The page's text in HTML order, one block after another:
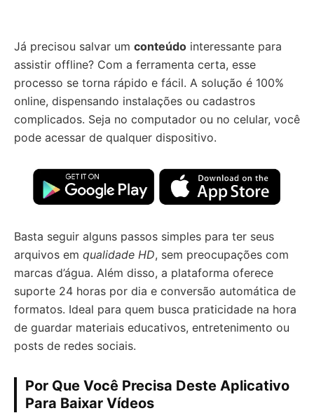
Já precisou salvar um conteúdo interessante para
assistir offline? Com a ferramenta certa, esse
processo se torna rápido e fácil. A solução é 100%
online, dispensando instalações ou cadastros
complicados. Seja no computador ou no celular, você
pode acessar de qualquer dispositivo.
Basta seguir alguns passos simples para ter seus
arquivos em qualidade HD, sem preocupações com
marcas d’água. Além disso, a plataforma oferece
suporte 24 horas por dia e conversão automática de
formatos. Ideal para quem busca praticidade na hora
de guardar materiais educativos, entretenimento ou
posts de redes sociais.
Por Que Você Precisa Deste Aplicativo
Para Baixar Vídeos